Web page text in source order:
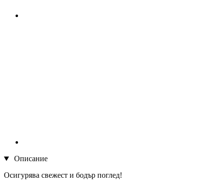
Описание
Осигурява свежест и бодър поглед!